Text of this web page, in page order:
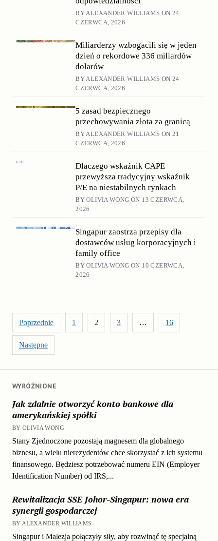
WYRÓŻNIONE
Jak zdalnie otworzyć konto bankowe dla
amerykańskiej spółki
BY OLIVIA WONG
Stany Zjednoczone pozostają magnesem dla globalnego
biznesu, a wielu nierezydentów chce skorzystać z ich systemu
finansowego. Będziesz potrzebować numeru EIN (Employer
Identification Number) od IRS,...
Rewitalizacja SSE Johor-Singapur: nowa era
synergii gospodarczej
BY ALEXANDER WILLIAMS
Singapur i Malezja połączyły siły, aby rozwinąć tę specjalną
BY ALEXANDER WILLIAMS ON 24
CZERWCA, 2026
Miliarderzy wzbogacili się w jeden
dzień o rekordowe 336 miliardów
dolarów
BY ALEXANDER WILLIAMS ON 24
CZERWCA, 2026
5 zasad bezpiecznego
przechowywania złota za granicą
BY ALEXANDER WILLIAMS ON 21
CZERWCA, 2026
Dlaczego wskaźnik CAPE
przewyższa tradycyjny wskaźnik
P/E na niestabilnych rynkach
BY OLIVIA WONG ON 13 CZERWCA,
2026
Singapur zaostrza przepisy dla
dostawców usług korporacyjnych i
family office
BY OLIVIA WONG ON 10 CZERWCA,
2026
Stronicowanie wpisów
Poprzednie 1 2 3 … 16
Następne